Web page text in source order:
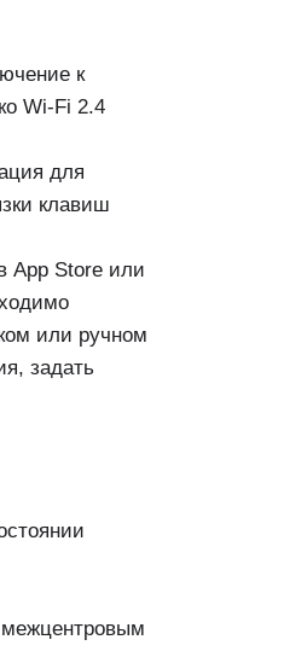
к
Wi-Fi 2.4
для
клавиш
App Store или
или ручном
задать
межцентровым